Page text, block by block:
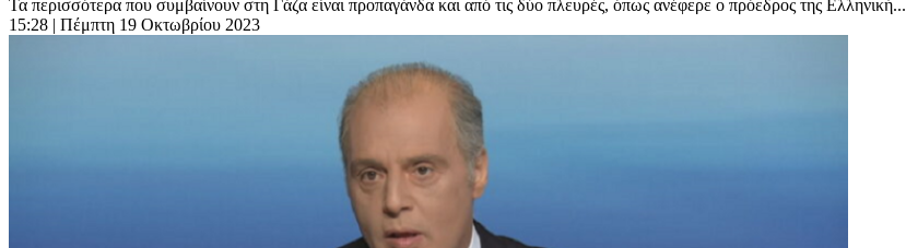
Τα περισσότερα που συμβαίνουν στη Γάζα είναι προπαγάνδα και από τις δύο πλευρές, όπως ανέφερε ο πρόεδρος της Ελληνική...
15:28 | Πέμπτη 19 Οκτωβρίου 2023